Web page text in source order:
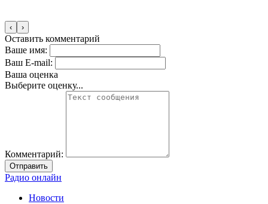
‹ ›
Оставить комментарий
Ваше имя:
Ваш E-mail:
Ваша оценка
Выберите оценку...
Комментарий:
Отправить
Радио онлайн
Новости